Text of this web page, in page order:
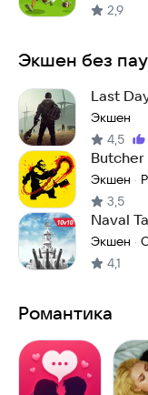
2,9
Экшен без
Last
Экшен
4,5
Butcher
Экшен ·
3,5
Naval
10 на 10
Экшен ·
4,1
Романтика